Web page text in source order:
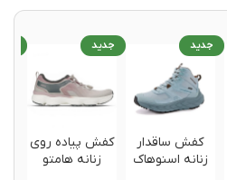
جدید
کفش ساقدار
زنانه اسنوهاک
جدید
کفش پیاده روی
زنانه هامتو